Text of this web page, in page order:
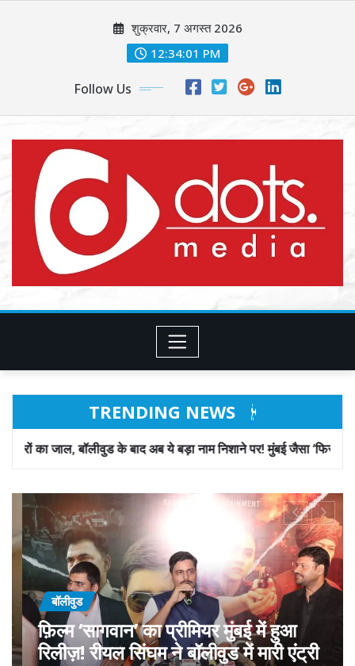
शुक्रवार, 7 अगस्त 2026
12:34:03 PM
Follow Us
TRENDING NEWS
अब ये बड़ा नाम निशाने पर! मुंबई जैसा ‘फिरौती खेल’ अब दिल्ली-पंजाब में?
बॉलीवुड
गोवा मुख्यमंत्री डॉ. प्रमोद सावंत का ‘गोदान’
को बड़ा समर्थन; पोस्टर विमोचन कर मथुरा से
फिल्म गोदान की टीम का बढ़ाया मान!